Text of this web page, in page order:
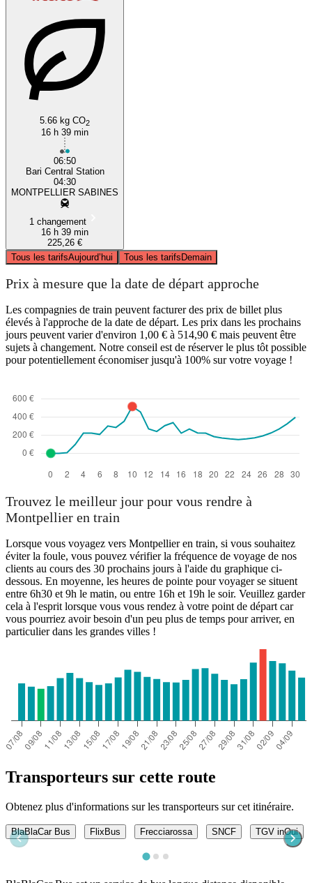
5.66 kg CO2
16 h 39 min
06:50
Bari Central Station
04:30
MONTPELLIER SABINES
1 changement
16 h 39 min
225,26 €
Tous les tarifsAujourd’hui Tous les tarifsDemain
Prix à mesure que la date de départ approche
Les compagnies de train peuvent facturer des prix de billet plus
élevés à l'approche de la date de départ. Les prix dans les prochains
jours peuvent varier d'environ 1,00 € à 514,90 € mais peuvent être
sujets à changement. Notre conseil est de réserver le plus tôt possible
pour potentiellement économiser jusqu'à 100% sur votre voyage !
Trouvez le meilleur jour pour vous rendre à
Montpellier en train
Lorsque vous voyagez vers Montpellier en train, si vous souhaitez
éviter la foule, vous pouvez vérifier la fréquence de voyage de nos
clients au cours des 30 prochains jours à l'aide du graphique ci-
dessous. En moyenne, les heures de pointe pour voyager se situent
entre 6h30 et 9h le matin, ou entre 16h et 19h le soir. Veuillez garder
cela à l'esprit lorsque vous vous rendez à votre point de départ car
vous pourriez avoir besoin d'un peu plus de temps pour arriver, en
particulier dans les grandes villes !
Transporteurs sur cette route
Obtenez plus d'informations sur les transporteurs sur cet itinéraire.
BlaBlaCar Bus FlixBus Frecciarossa SNCF TGV inOui